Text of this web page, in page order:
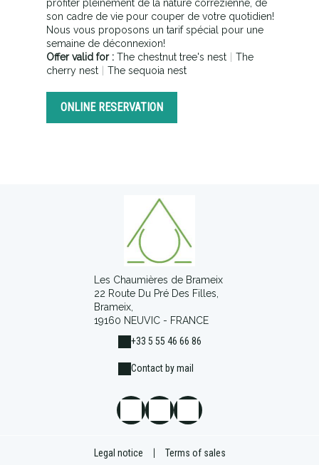
profiter pleinement de la nature corrézienne, de
son cadre de vie pour couper de votre quotidien!
Nous vous proposons un tarif spécial pour une
semaine de déconnexion!
Offer valid for : The chestnut tree's nest
The
cherry nest
The sequoia nest
ONLINE RESERVATION
Les Chaumières de Brameix
22 Route Du Pré Des Filles,
Brameix,
19160 NEUVIC - FRANCE
+33 5 55 46 66 86
Contact by mail
Legal notice Terms of sales